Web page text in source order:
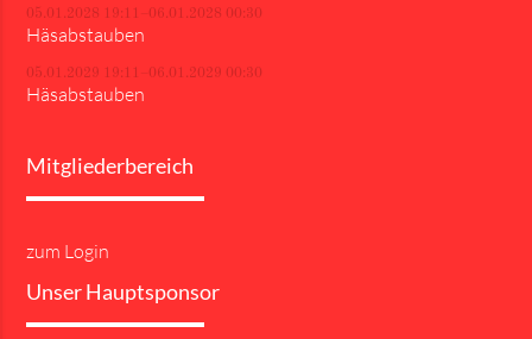
05.01.2028 19:11–06.01.2028 00:30
Häsabstauben
05.01.2029 19:11–06.01.2029 00:30
Häsabstauben
Mitgliederbereich
zum Login
Unser Hauptsponsor